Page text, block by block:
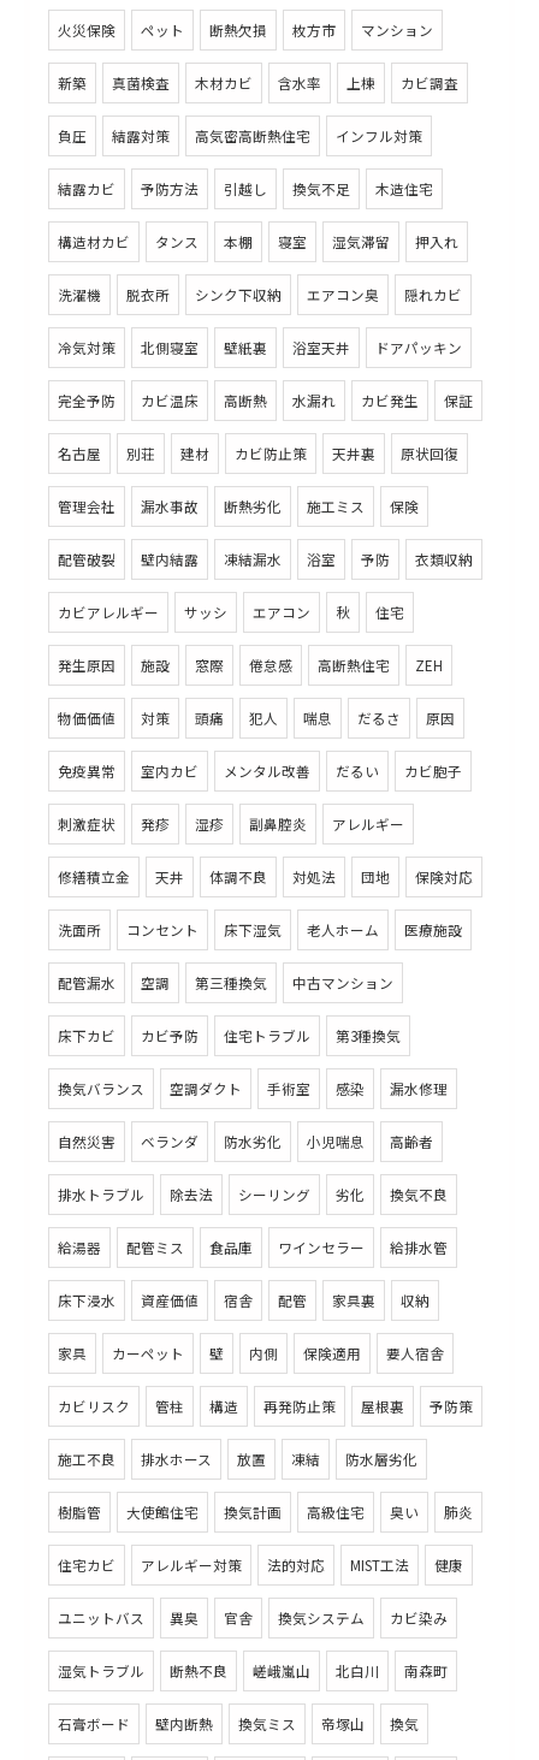
火災保険 ペット 断熱欠損 枚方市 マンション
新築 真菌検査 木材カビ 含水率 上棟 カビ調査
負圧 結露対策 高気密高断熱住宅 インフル対策
結露カビ 予防方法 引越し 換気不足 木造住宅
構造材カビ タンス 本棚 寝室 湿気滞留 押入れ
洗濯機 脱衣所 シンク下収納 エアコン臭 隠れカビ
冷気対策 北側寝室 壁紙裏 浴室天井 ドアパッキン
完全予防 カビ温床 高断熱 水漏れ カビ発生 保証
名古屋 別荘 建材 カビ防止策 天井裏 原状回復
管理会社 漏水事故 断熱劣化 施工ミス 保険
配管破裂 壁内結露 凍結漏水 浴室 予防 衣類収納
カビアレルギー サッシ エアコン 秋 住宅
発生原因 施設 窓際 倦怠感 高断熱住宅 ZEH
物価価値 対策 頭痛 犯人 喘息 だるさ 原因
免疫異常 室内カビ メンタル改善 だるい カビ胞子
刺激症状 発疹 湿疹 副鼻腔炎 アレルギー
修繕積立金 天井 体調不良 対処法 団地 保険対応
洗面所 コンセント 床下湿気 老人ホーム 医療施設
配管漏水 空調 第三種換気 中古マンション
床下カビ カビ予防 住宅トラブル 第3種換気
換気バランス 空調ダクト 手術室 感染 漏水修理
自然災害 ベランダ 防水劣化 小児喘息 高齢者
排水トラブル 除去法 シーリング 劣化 換気不良
給湯器 配管ミス 食品庫 ワインセラー 給排水管
床下浸水 資産価値 宿舎 配管 家具裏 収納
家具 カーペット 壁 内側 保険適用 要人宿舎
カビリスク 管柱 構造 再発防止策 屋根裏 予防策
施工不良 排水ホース 放置 凍結 防水層劣化
樹脂管 大使館住宅 換気計画 高級住宅 臭い 肺炎
住宅カビ アレルギー対策 法的対応 MIST工法 健康
ユニットバス 異臭 官舎 換気システム カビ染み
湿気トラブル 断熱不良 嵯峨嵐山 北白川 南森町
石膏ボード 壁内断熱 換気ミス 帝塚山 換気